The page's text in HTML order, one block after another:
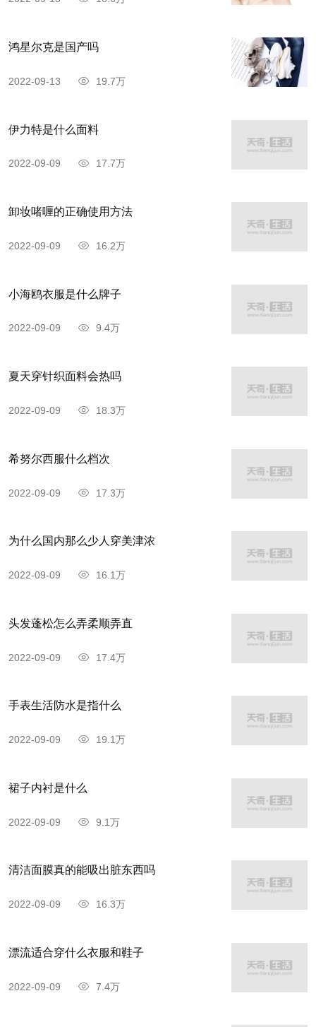
鸿星尔克是国产吗
2022-09-13 19.7万
伊力特是什么面料
2022-09-09 17.7万
卸妆啫喱的正确使用方法
2022-09-09 16.2万
小海鸥衣服是什么牌子
2022-09-09 9.4万
夏天穿针织面料会热吗
2022-09-09 18.3万
希努尔西服什么档次
2022-09-09 17.3万
为什么国内那么少人穿美津浓
2022-09-09 16.1万
头发蓬松怎么弄柔顺弄直
2022-09-09 17.4万
手表生活防水是指什么
2022-09-09 19.1万
裙子内衬是什么
2022-09-09 9.1万
清洁面膜真的能吸出脏东西吗
2022-09-09 16.3万
漂流适合穿什么衣服和鞋子
2022-09-09 7.4万